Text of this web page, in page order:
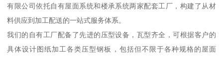
有限公司依托自有屋面系统和楼承系统两家配套工厂，构建了从材
料供应到加工配送的一站式服务体系。
我们的自有工厂配备了先进的压型设备，瓦型齐全，可根据客户的
具体设计图纸加工各类压型钢板，包括但不限于各种规格的屋面